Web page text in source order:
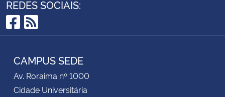
REDES SOCIAIS:
Facebook
RSS
CAMPUS SEDE
Av. Roraima nº 1000
Cidade Universitária